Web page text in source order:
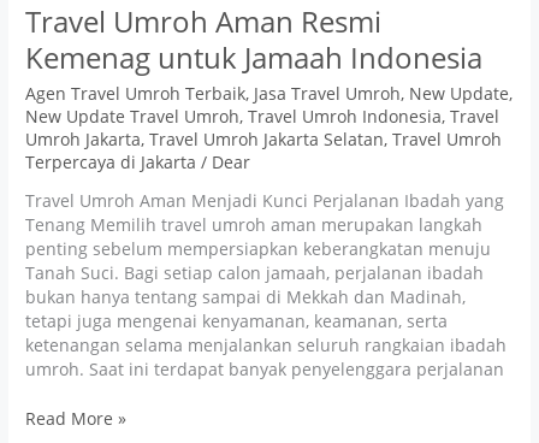
Travel Umroh Aman Resmi
Kemenag untuk Jamaah Indonesia
Agen Travel Umroh Terbaik, Jasa Travel Umroh, New Update,
New Update Travel Umroh,Travel Umroh Indonesia,Travel
Umroh Jakarta,Travel Umroh Jakarta Selatan,Travel Umroh
Terpercaya di Jakarta / Dear
Travel Umroh Aman Menjadi Kunci Perjalanan Ibadah yang
Tenang Memilih travel umroh aman merupakan langkah
penting sebelum mempersiapkan keberangkatan menuju
Tanah Suci. Bagi setiap calon jamaah, perjalanan ibadah
bukan hanya tentang sampai di Mekkah dan Madinah,
tetapi juga mengenai kenyamanan, keamanan, serta
ketenangan selama menjalankan seluruh rangkaian ibadah
umroh. Saat ini terdapat banyak penyelenggara perjalanan
Travel
Umroh
Aman
Resmi
Kemenag
untuk
Jamaah
Read More »